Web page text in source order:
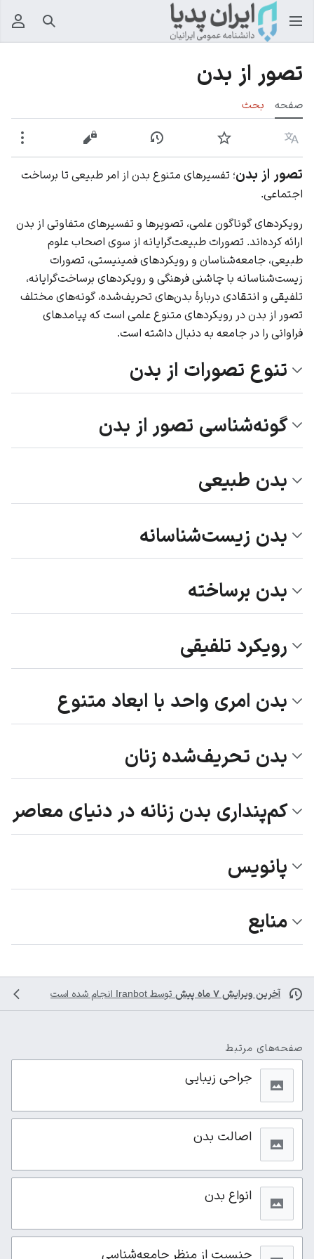
جستجو
تصور از بدن
صفحه بحث
زبان پیگیری نمایش تاریخچهنمایش مبدأ
تصور از بدن؛ تفسیرهای متنوع بدن از امر طبیعی تا برساخت
اجتماعی.
رویکردهای گوناگون علمی، تصویرها و تفسیرهای متفاوتی از بدن
ارائه کرده‌اند. تصورات طبیعت‌گرایانه از سوی اصحاب علوم
طبیعی، جامعه‌شناسان و رویکردهای فمینیستی، تصورات
زیست‌شناسانه با چاشنی فرهنگی و رویکردهای برساخت‌گرایانه،
تلفیقی و انتقادی دربارهٔ بدن‌های تحریف‌شده، گونه‌های مختلف
تصور از بدن در رویکردهای متنوع علمی است که پیامدهای
فراوانی را در جامعه به دنبال داشته است.
تنوع تصورات از بدن
گونه‌شناسی تصور از بدن
بدن طبیعی
بدن زیست‌شناسانه
بدن برساخته
رویکرد تلفیقی
بدن امری واحد با ابعاد متنوع
بدن تحریف‌شده زنان
کم‌پنداری بدن زنانه در دنیای معاصر
پانویس
منابع
آخرین ویرایش ۷ ماه پیش توسط Iranbot انجام شده است
صفحه‌های مرتبط
جراحی زیبایی
اصالت بدن
انواع بدن
جنسیت از منظر جامعه‌شناسی